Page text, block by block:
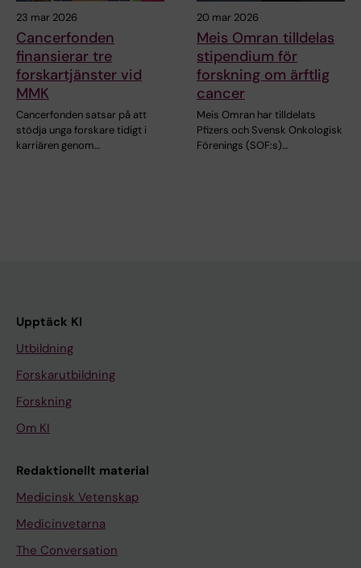
23 mar 2026
Cancerfonden
finansierar tre
forskartjänster vid
MMK
Cancerfonden satsar på att
stödja unga forskare tidigt i
karriären genom…
20 mar 2026
Meis Omran tilldelas
stipendium för
forskning om ärftlig
cancer
Meis Omran har tilldelats
Pfizers och Svensk Onkologisk
Förenings (SOF:s)…
Upptäck KI
Utbildning
Forskarutbildning
Forskning
Om KI
Redaktionellt material
Medicinsk Vetenskap
Medicinvetarna
The Conversation